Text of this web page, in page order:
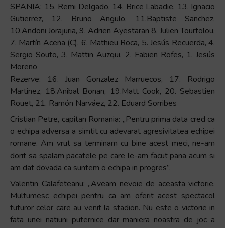
SPANIA: 15. Remi Delgado, 14. Brice Labadie, 13. Ignacio
Gutierrez, 12. Bruno Angulo, 11.Baptiste Sanchez,
10.Andoni Jorajuria, 9. Adrien Ayestaran 8. Julien Tourtolou,
7. Martín Aceña (C), 6. Mathieu Roca, 5. Jesús Recuerda, 4.
Sergio Souto, 3. Mattin Auzqui, 2. Fabien Rofes, 1. Jesús
Moreno
Rezerve: 16. Juan Gonzalez Marruecos, 17. Rodrigo
Martinez, 18.Anibal Bonan, 19.Matt Cook, 20. Sebastien
Rouet, 21. Ramón Narváez, 22. Eduard Sorribes
Cristian Petre, capitan Romania: „Pentru prima data cred ca
o echipa adversa a simtit cu adevarat agresivitatea echipei
romane. Am vrut sa terminam cu bine acest meci, ne-am
dorit sa spalam pacatele pe care le-am facut pana acum si
am dat dovada ca suntem o echipa in progres”.
Valentin Calafeteanu: „Aveam nevoie de aceasta victorie.
Multumesc echipei pentru ca am oferit acest spectacol
tuturor celor care au venit la stadion. Nu este o victorie in
fata unei natiuni puternice dar maniera noastra de joc a